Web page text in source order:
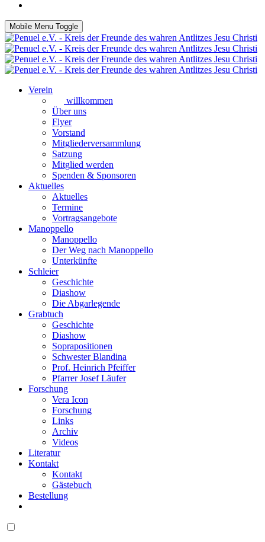
Mobile Menu Toggle
Verein
willkommen
Über uns
Flyer
Vorstand
Mitgliederversammlung
Satzung
Mitglied werden
Spenden & Sponsoren
Aktuelles
Aktuelles
Termine
Vortragsangebote
Manoppello
Manoppello
Der Weg nach Manoppello
Unterkünfte
Schleier
Geschichte
Diashow
Die Abgarlegende
Grabtuch
Geschichte
Diashow
Soprapositionen
Schwester Blandina
Prof. Heinrich Pfeiffer
Pfarrer Josef Läufer
Forschung
Vera Icon
Forschung
Links
Archiv
Videos
Literatur
Kontakt
Kontakt
Gästebuch
Bestellung